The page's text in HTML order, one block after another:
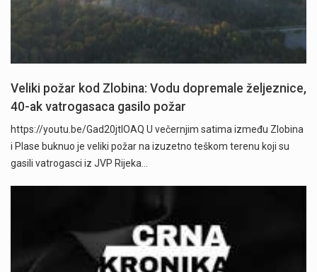
Veliki požar kod Zlobina: Vodu dopremale željeznice,
40-ak vatrogasaca gasilo požar
https://youtu.be/Gad20jtIOAQ U večernjim satima između Zlobina
i Plase buknuo je veliki požar na izuzetno teškom terenu koji su
gasili vatrogasci iz JVP Rijeka…